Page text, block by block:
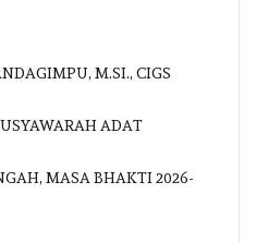
M.SI., CIGS
ADAT
MASA BHAKTI 2026-